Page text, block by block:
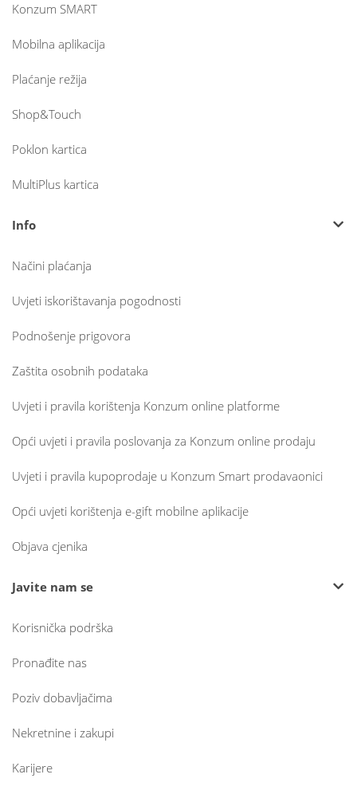
Konzum SMART
Mobilna aplikacija
Plaćanje režija
Shop&Touch
Poklon kartica
MultiPlus kartica
Info
Načini plaćanja
Uvjeti iskorištavanja pogodnosti
Podnošenje prigovora
Zaštita osobnih podataka
Uvjeti i pravila korištenja Konzum online platforme
Opći uvjeti i pravila poslovanja za Konzum online prodaju
Uvjeti i pravila kupoprodaje u Konzum Smart prodavaonici
Opći uvjeti korištenja e-gift mobilne aplikacije
Objava cjenika
Javite nam se
Korisnička podrška
Pronađite nas
Poziv dobavljačima
Nekretnine i zakupi
Karijere